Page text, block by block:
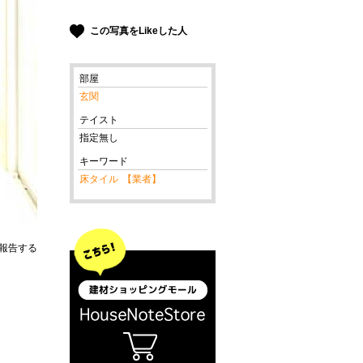
告する
この写真をLikeした人
部屋
玄関
テイスト
指定無し
キーワード
床タイル
【業者】